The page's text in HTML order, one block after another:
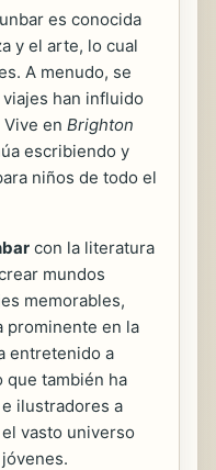
es conocida
y el arte, lo cual
A menudo, se
han influido
en Brighton
escribiendo y
niños de todo el
con la literatura
mundos
memorables,
prominente en la
entretenido a
que también ha
ilustradores a
vasto universo